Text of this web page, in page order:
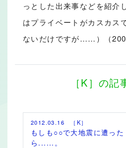
っとした出来事などを紹介
はプライベートがカスカス
ないだけですが……）（
［K］の記
2012.03.16 ［K］
もしも○○で大地震に遭った
ら......。